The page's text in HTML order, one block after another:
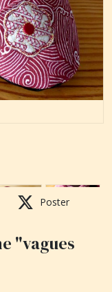
Poster
"vagues